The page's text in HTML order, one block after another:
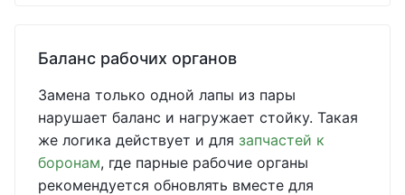
Баланс рабочих органов
Замена только одной лапы из пары
нарушает баланс и нагружает стойку. Такая
же логика действует и для запчастей к
боронам, где парные рабочие органы
рекомендуется обновлять вместе для